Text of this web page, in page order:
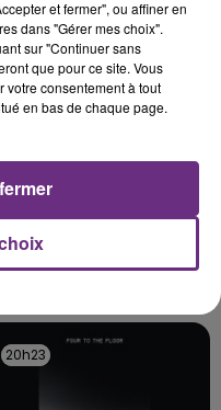
20h30
20h30
20h23
20h23
et fermer", ou affiner en
dans "Gérer mes choix".
sur "Continuer sans
que pour ce site. Vous
votre consentement à tout
en bas de chaque page.